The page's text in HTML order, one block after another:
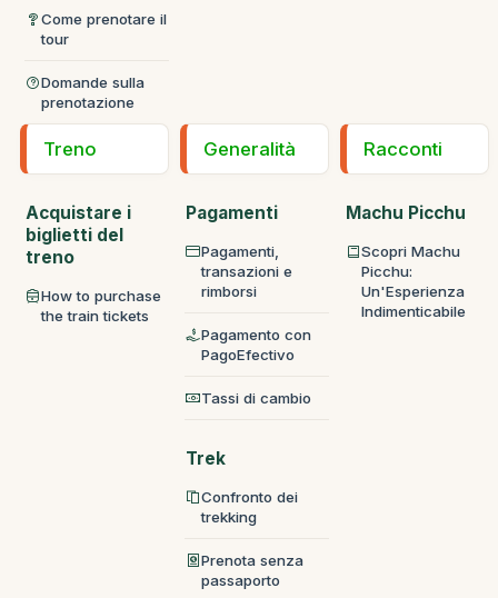
Come prenotare il
tour
Domande sulla
prenotazione
Treno
Acquistare i
biglietti del
treno
How to purchase
the train tickets
Generalità
Pagamenti
Pagamenti,
transazioni e
rimborsi
Pagamento con
PagoEfectivo
Tassi di cambio
Trek
Confronto dei
trekking
Prenota senza
passaporto
Racconti
Machu Picchu
Scopri Machu
Picchu:
Un'Esperienza
Indimenticabile